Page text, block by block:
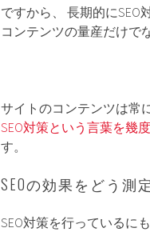
ですから、 長期的にSEO
コンテンツの量産だけで
サイトのコンテンツは常
SEO対策という言葉を幾
す。
SEOの効果をどう測
SEO対策を行っているに